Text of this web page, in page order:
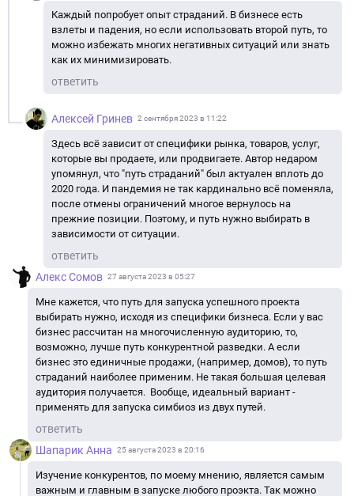
Каждый попробует опыт страданий. В бизнесе есть
взлеты и падения, но если использовать второй путь, то
можно избежать многих негативных ситуаций или знать
как их минимизировать.
ответить
Алексей Гринев 2 сентября 2023 в 11:22
Здесь всё зависит от специфики рынка, товаров, услуг,
которые вы продаете, или продвигаете. Автор недаром
упомянул, что "путь страданий" был актуален вплоть до
2020 года. И пандемия не так кардинально всё поменяла,
после отмены ограничений многое вернулось на
прежние позиции. Поэтому, и путь нужно выбирать в
зависимости от ситуации.
ответить
Алекс Сомов 27 августа 2023 в 05:27
Мне кажется, что путь для запуска успешного проекта
выбирать нужно, исходя из специфики бизнеса. Если у вас
бизнес рассчитан на многочисленную аудиторию, то,
возможно, лучше путь конкурентной разведки. А если
бизнес это единичные продажи, (например, домов), то путь
страданий наиболее применим. Не такая большая целевая
аудитория получается. Вообще, идеальный вариант -
применять для запуска симбиоз из двух путей.
ответить
Шапарик Анна
25 августа 2023 в 20:16
Изучение конкурентов, по моему мнению, является самым
важным и главным в запуске любого проэкта. Так можно